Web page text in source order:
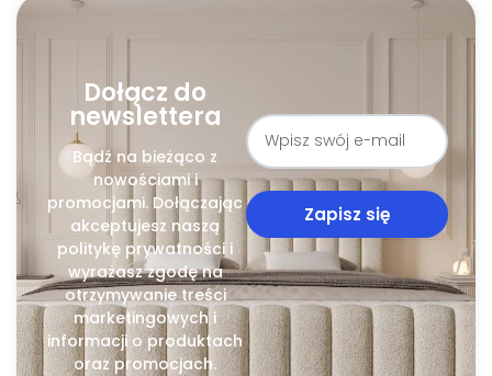
Dołącz do
newslettera
Bądź na bieżąco z
nowościami i
promocjami. Dołączając
akceptujesz naszą
politykę prywatności i
wyrażasz zgodę na
otrzymywanie treści
marketingowych i
informacji o produktach
oraz promocjach.
Zapisz się